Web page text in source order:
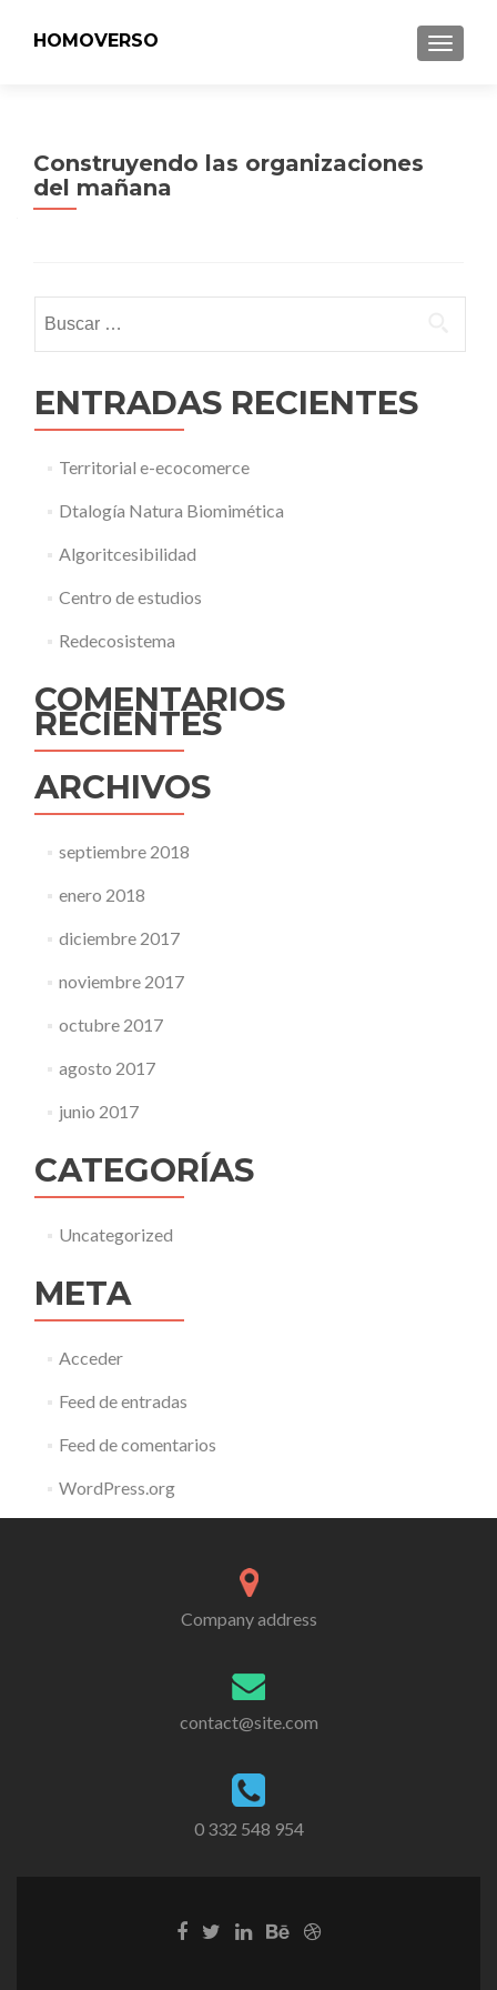
MENU
HOMOVERSO
Construyendo las organizaciones
del mañana
ENTRADAS RECIENTES
Territorial e-ecocomerce
Dtalogía Natura Biomimética
Algoritcesibilidad
Centro de estudios
Redecosistema
COMENTARIOS
RECIENTES
ARCHIVOS
septiembre 2018
enero 2018
diciembre 2017
noviembre 2017
octubre 2017
agosto 2017
junio 2017
CATEGORÍAS
Uncategorized
META
Acceder
Feed de entradas
Feed de comentarios
WordPress.org
Company address
contact@site.com
0 332 548 954